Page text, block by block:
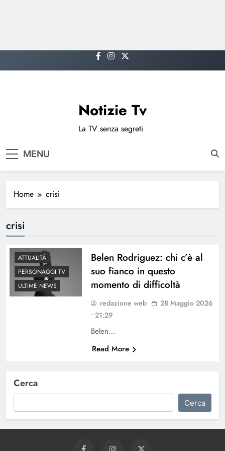
to
Notizie Tv
La TV senza segreti
MENU
Home crisi
crisi
ATTUALITÀ
PERSONAGGI TV
ULTIME NEWS
Belen Rodriguez: chi c’è al
suo fianco in questo
momento di difficoltà
redazione web
28 Maggio 2026
• 21:29
Belen…
Read More
Cerca
Cerca